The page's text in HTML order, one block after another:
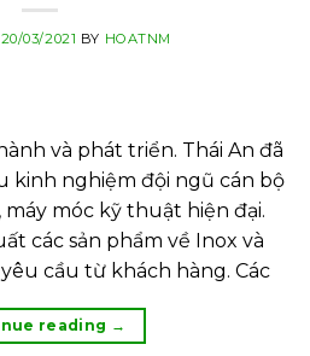
20/03/2021 BY HOATNM
và phát triển. Thái An đã
kinh nghiệm đội ngũ cán bộ
móc kỹ thuật hiện đại.
các sản phẩm về Inox và
cầu từ khách hàng. Các
reading →